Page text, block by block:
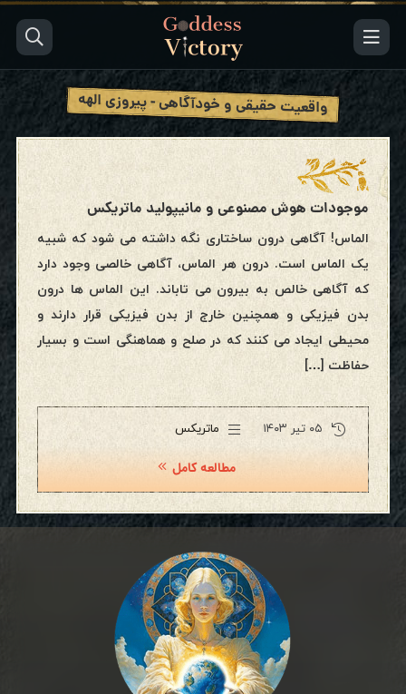
واقعیت حقیقی و خودآگاهی - پیروزی الهه
موجودات هوش مصنوعی و مانیپولید ماتریکس
الماس! آگاهی درون ساختاری نگه داشته می شود که شبیه
یک الماس است. درون هر الماس، آگاهی خالصی وجود دارد
که آگاهی خالص به بیرون می تاباند. این الماس ها درون
بدن فیزیکی و همچنین خارج از بدن فیزیکی قرار دارند و
محیطی ایجاد می کنند که در صلح و هماهنگی است و بسیار
حفاظت […]
۰۵ تیر ۱۴۰۳ ماتریکس
مطالعه کامل